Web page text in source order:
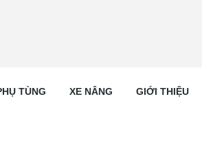
TÙNG XE NÂNG GIỚI THIỆU